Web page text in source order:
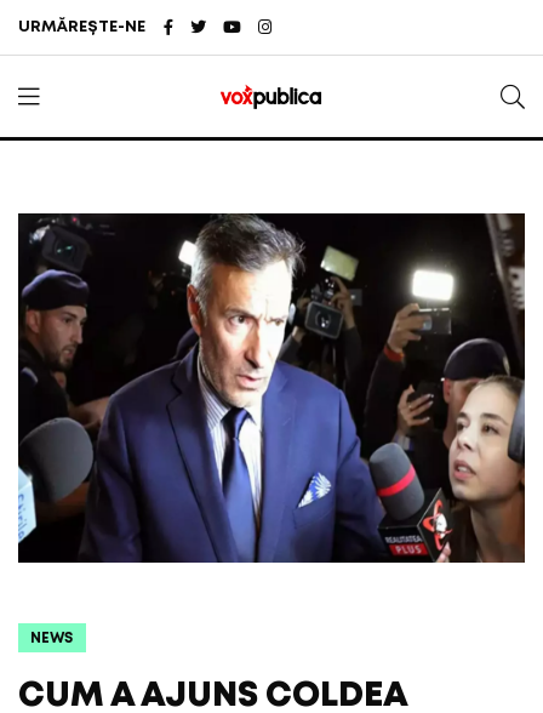
URMĂREȘTE-NE
NEWS
CUM A AJUNS COLDEA